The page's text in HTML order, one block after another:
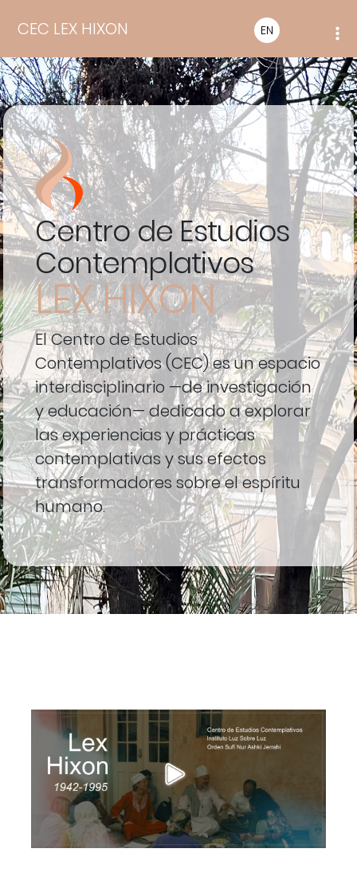
CEC LEX HIXON EN
Centro de Estudios
Contemplativos
LEX HIXON
El Centro de Estudios
Contemplativos (CEC) es un espacio
interdisciplinario —de investigación
y educación— dedicado a explorar
las experiencias y prácticas
contemplativas y sus efectos
transformadores sobre el espíritu
humano.